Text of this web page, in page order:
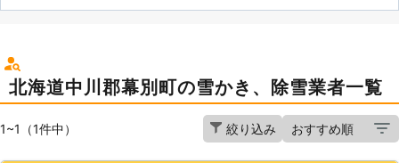
北海道中川郡幕別町の雪かき、除雪業者一覧
1~1（1件中） 絞り込み